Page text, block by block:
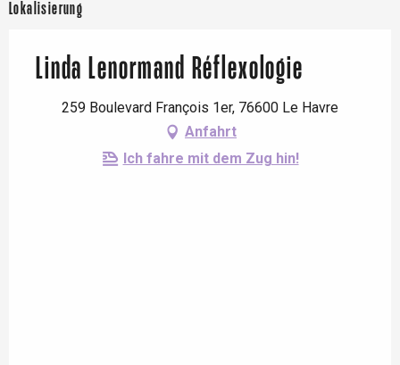
Lokalisierung
Linda Lenormand Réflexologie
259 Boulevard François 1er, 76600 Le Havre
Anfahrt
Ich fahre mit dem Zug hin!